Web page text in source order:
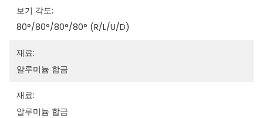
보기 각도:
80°/80°/80°/80° (R/L/U/D)
재료:
알루미늄 합금
재료:
알루미늄 합금